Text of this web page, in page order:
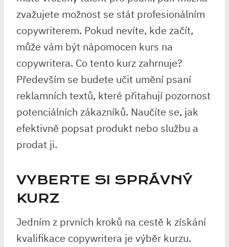
zvažujete možnost se stát profesionálním
copywriterem. Pokud nevíte, kde začít,
může vám být nápomocen kurs na
copywritera. Co tento kurz zahrnuje?
Především se budete učit umění psaní
reklamních textů, které přitahují pozornost
potenciálních zákazníků. Naučíte se, jak
efektivně popsat produkt nebo službu a
prodat ji.
VYBERTE SI SPRÁVNÝ
KURZ
Jedním z prvních kroků na cestě k získání
kvalifikace copywritera je výběr kurzu.